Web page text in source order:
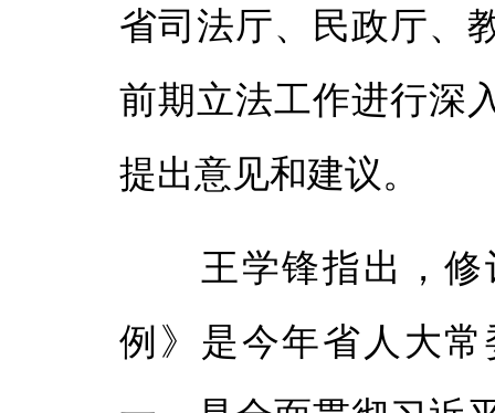
省司法厅、民政厅、
前期立法工作进行深
提出意见和建议。
王学锋指出，修
例》是今年省人大